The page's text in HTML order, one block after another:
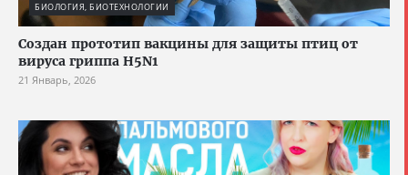
БИОЛОГИЯ, БИОТЕХНОЛОГИИ
Создан прототип вакцины для защиты птиц от
вируса гриппа H5N1
21 Январь, 2026